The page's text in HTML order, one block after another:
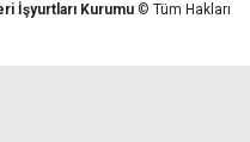
İşyurtları Kurumu © Tüm Hakları